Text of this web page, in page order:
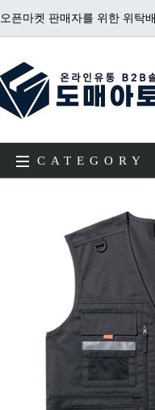
오픈마켓 판매자를 위한 위탁
CATEGORY